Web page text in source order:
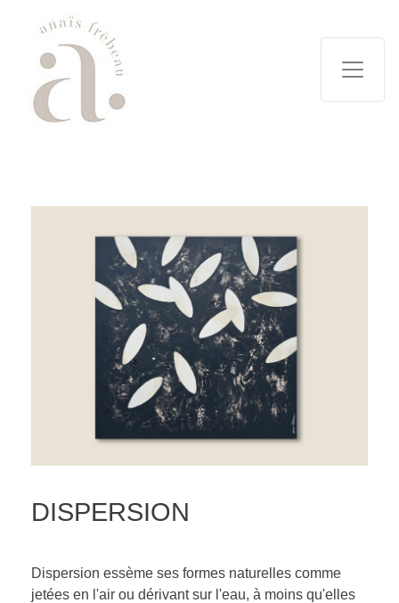
DISPERSION
Dispersion essème ses formes naturelles comme
jetées en l'air ou dérivant sur l'eau, à moins qu'elles